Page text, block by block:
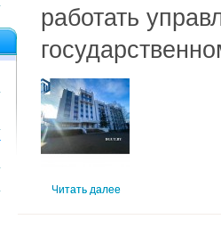
работать
Читать далее